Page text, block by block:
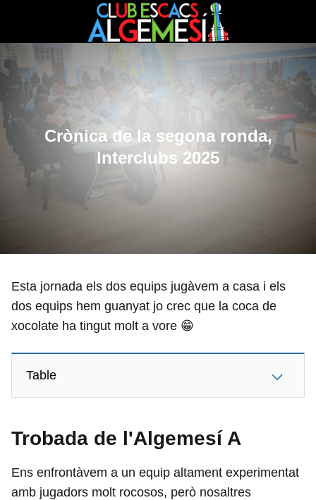
Crònica de la segona ronda,
Interclubs 2025
Esta jornada els dos equips jugàvem a casa i els
dos equips hem guanyat jo crec que la coca de
xocolate ha tingut molt a vore 😁
Table
Trobada de l'Algemesí A
Ens enfrontàvem a un equip altament experimentat
amb jugadors molt rocosos, però nosaltres